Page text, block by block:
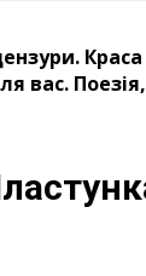
вас.